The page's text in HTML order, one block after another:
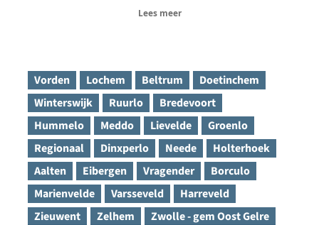
Lees meer
Vorden Lochem Beltrum
Doetinchem
Winterswijk
Ruurlo
Bredevoort
Hummelo
Meddo Lievelde
Groenlo
Regionaal
Dinxperlo Neede
Holterhoek
Aalten
Eibergen Vragender
Borculo
Marienvelde
Varsseveld
Harreveld
Zieuwent
Zelhem Zwolle - gem Oost Gelre